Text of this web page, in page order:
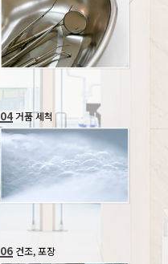
04거품 세척
06건조, 포장